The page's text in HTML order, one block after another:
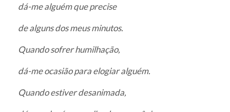
dá-me alguém que precise
de alguns dos meus minutos.
Quando sofrer humilhação,
dá-me ocasião para elogiar alguém.
Quando estiver desanimada,